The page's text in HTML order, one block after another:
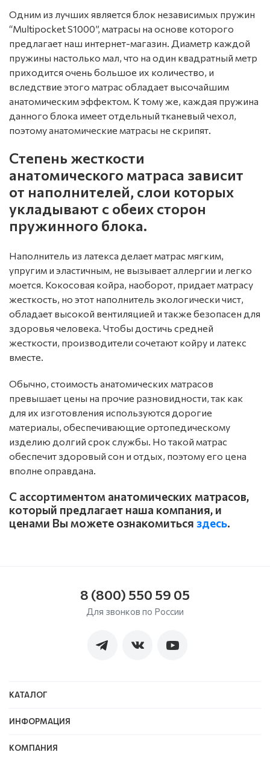
Одним из лучших является блок независимых пружин
“Multipocket S1000”, матрасы на основе которого
предлагает наш интернет-магазин. Диаметр каждой
пружины настолько мал, что на один квадратный метр
приходится очень большое их количество, и
вследствие этого матрас обладает высочайшим
анатомическим эффектом. К тому же, каждая пружина
данного блока имеет отдельный тканевый чехол,
поэтому анатомические матрасы не скрипят.
Степень жесткости
анатомического матраса зависит
от наполнителей, слои которых
укладывают с обеих сторон
пружинного блока.
Наполнитель из латекса делает матрас мягким,
упругим и эластичным, не вызывает аллергии и легко
моется. Кокосовая койра, наоборот, придает матрасу
жесткость, но этот наполнитель экологически чист,
обладает высокой вентиляцией и также безопасен для
здоровья человека. Чтобы достичь средней
жесткости, производители сочетают койру и латекс
вместе.
Обычно, стоимость анатомических матрасов
превышает цены на прочие разновидности, так как
для их изготовления используются дорогие
материалы, обеспечивающие ортопедическому
изделию долгий срок службы. Но такой матрас
обеспечит здоровый сон и отдых, поэтому его цена
вполне оправдана.
С ассортиментом анатомических матрасов,
который предлагает наша компания, и
ценами Вы можете ознакомиться здесь.
8 (800) 550 59 05
Для звонков по России
КАТАЛОГ
ИНФОРМАЦИЯ
КОМПАНИЯ